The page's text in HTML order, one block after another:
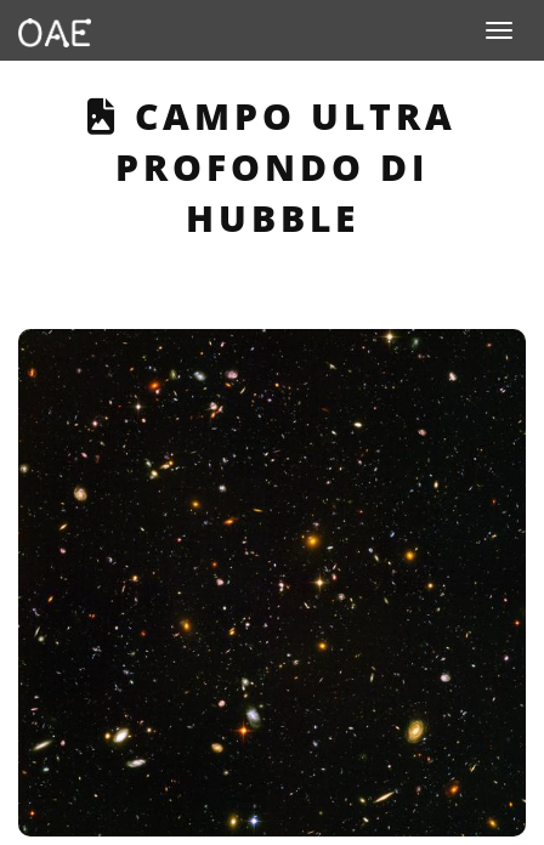
Toggle
THIS PAGE
CAMPO ULTRA
PROFONDO DI
HUBBLE